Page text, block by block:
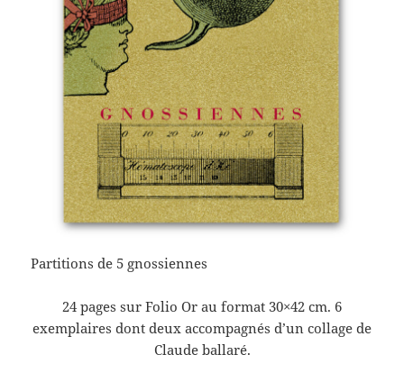
Partitions de 5 gnossiennes
24 pages sur Folio Or au format 30×42 cm. 6
exemplaires dont deux accompagnés d’un collage de
Claude ballaré.